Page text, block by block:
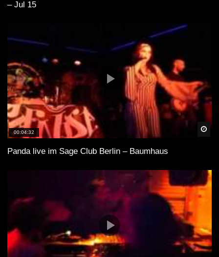
– Jul 15
00:04:32
Panda live im Sage Club Berlin – Baumhaus